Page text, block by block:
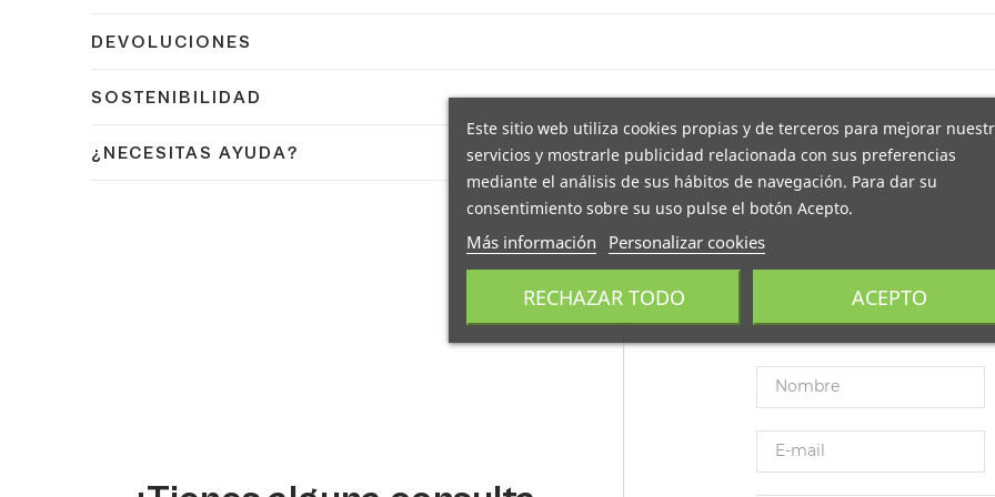
DEVOLUCIONES
14 días naturales.
SOSTENIBILIDAD
En Coplasem apostamos por materiales reciclables, biodegradables y compostables. Adaptamos nuestra
el medio ambiente.
¿NECESITAS AYUDA?
Contacta con nuestro equipo de expertos en embalaje industrial. Llámanos al+34 944 545 022o escríbenos por
Este sitio web utiliza cookies propias y de terceros para mejorar
servicios y mostrarle publicidad relacionada con sus preferencias
mediante el análisis de sus hábitos de navegación. Para dar su
consentimiento sobre su uso pulse el botón Acepto.
Más información Personalizar cookies
RECHAZAR TODO ACEPTO